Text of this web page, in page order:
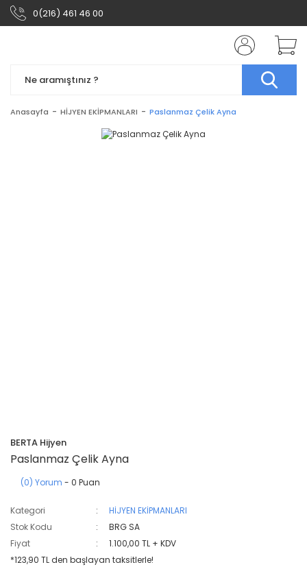
0(216) 461 46 00
Anasayfa HİJYEN EKİPMANLARI Paslanmaz Çelik Ayna
BERTA Hijyen
Paslanmaz Çelik Ayna
(0) Yorum - 0 Puan
Kategori
HİJYEN EKİPMANLARI
Stok Kodu
BRG SA
Fiyat
1.100,00 TL + KDV
*123,90 TL den başlayan taksitlerle!